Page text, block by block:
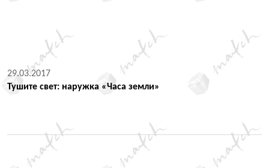
29.03.2017
Тушите свет: наружка «Часа земли»